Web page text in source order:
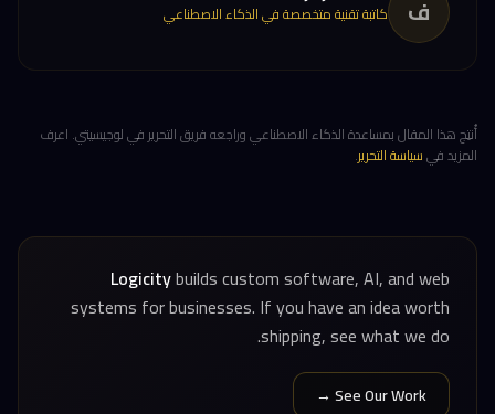
ف كاتبة تقنية متخصصة في الذكاء الاصطناعي
أُنتِج هذا المقال بمساعدة الذكاء الاصطناعي وراجعه فريق التحرير في لوجيسيتي. اعرف
المزيد فيسياسة التحرير.
Logicitybuilds custom software, AI, and web
systems for businesses. If you have an idea worth
shipping, see what we do.
See Our Work →